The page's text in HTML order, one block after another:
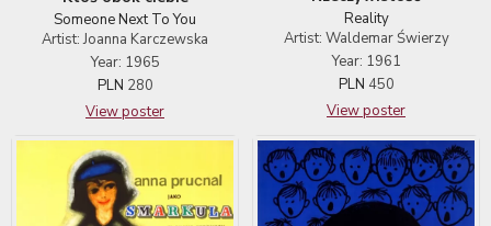
Someone Next To You
Artist: Joanna Karczewska
Year: 1965
PLN 280
View poster
Reality
Artist: Waldemar Świerzy
Year: 1961
PLN 450
View poster